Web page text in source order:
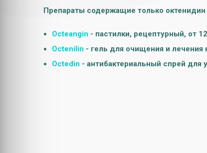
Препараты содержащие только октенидин
Octeangin - пастилки, рецептурный, от
Octenilin - гель для очищения и лечения
Octedin - антибактериальный спрей для